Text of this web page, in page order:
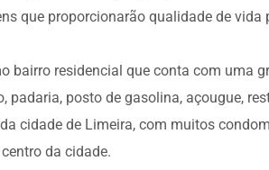
que proporcionarão qualidade de
bairro residencial que conta com uma
padaria, posto de gasolina, açougue,
cidade de Limeira, com muitos
da cidade.